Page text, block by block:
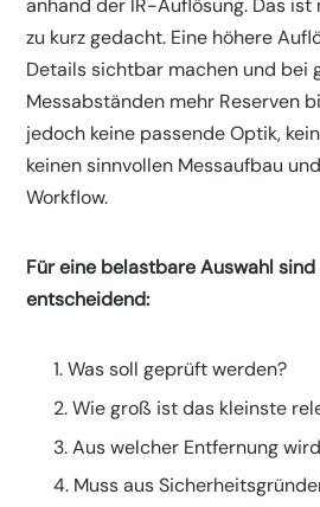
anhand der IR-Auflösung. Das
zu kurz gedacht. Eine höhere
Details sichtbar machen und bei
Messabständen mehr Reserven
jedoch keine passende Optik,
keinen sinnvollen Messaufbau
Workflow.
Für eine belastbare Auswahl
entscheidend:
Was soll geprüft werden?
Wie groß ist das kleinste
Aus welcher Entfernung
Muss aus